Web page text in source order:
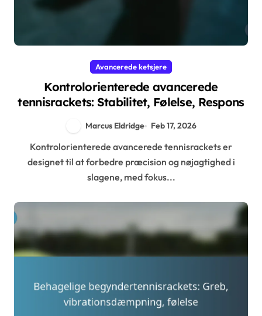
Avancerede ketsjere
Kontrolorienterede avancerede
tennisrackets: Stabilitet, Følelse, Respons
Marcus Eldridge Feb 17, 2026
Kontrolorienterede avancerede tennisrackets er
designet til at forbedre præcision og nøjagtighed i
slagene, med fokus...